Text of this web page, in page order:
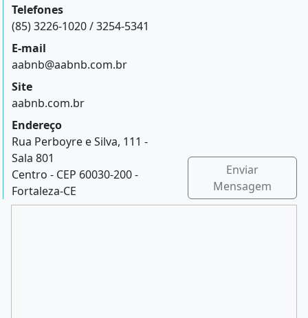
Telefones
(85) 3226-1020 / 3254-5341
E-mail
aabnb@aabnb.com.br
Site
aabnb.com.br
Endereço
Rua Perboyre e Silva, 111 -
Sala 801
Centro - CEP 60030-200 -
Fortaleza-CE
Enviar
Mensagem